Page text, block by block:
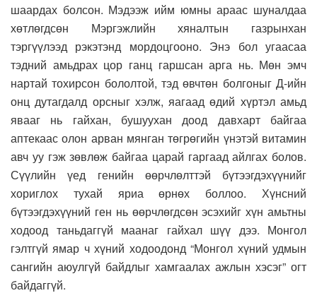
шаардах болсон. Мэдээж ийм юмны араас шуналдаа
хөтлөгдсөн Мэргэжлийн хяналтын газрынхан
тэргүүлээд рэкэтэнд мордоцгооно. Энэ бол угаасаа
тэдний амьдрах цор ганц гаршсан арга нь. Мөн эмч
нартай тохирсон бололтой, тэд өвчтөн болгоныг Д-ийн
онц дутагдалд орсныг хэлж, яагаад өдий хүртэл амьд
явааг нь гайхан, бушуухан доод давхарт байгаа
аптекаас олон арван мянган төгрөгийн үнэтэй витамин
авч уу гэж зөвлөж байгаа царай гаргаад айлгах болов.
Сүүлийн үед генийн өөрчлөлттэй бүтээгдэхүүнийг
хориглох тухай яриа өрнөх боллоо. Хүнсний
бүтээгдэхүүний ген нь өөрчлөгдсөн эсэхийг хүн амьтны
ходоод таньдаггүй маанаг гайхал шүү дээ. Монгол
гэлтгүй ямар ч хүний ходоодонд “Монгол хүний удмын
сангийн аюулгүй байдлыг хамгаалах ажлын хэсэг” огт
байдаггүй.